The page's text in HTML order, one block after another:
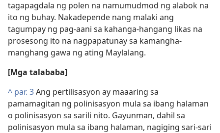
tagapagdala ng polen na namumudmod ng alabok na
ito ng buhay. Nakadepende nang malaki ang
tagumpay ng pag-aani sa kahanga-hangang likas na
prosesong ito na nagpapatunay sa kamangha-
manghang gawa ng ating Maylalang.
[Mga talababa]
^ par. 3Ang pertilisasyon ay maaaring sa
pamamagitan ng polinisasyon mula sa ibang halaman
o polinisasyon sa sarili nito. Gayunman, dahil sa
polinisasyon mula sa ibang halaman, nagiging sari-sari